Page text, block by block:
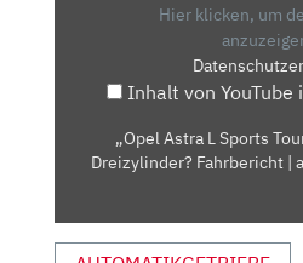
DREIZYLINDER?
FAHRBERICHT
MOTOR
Hier klicken, um
Inhalt von YouTube
„Opel Astra L Sports
Dreizylinder? Fahrbericht |